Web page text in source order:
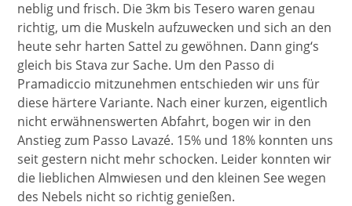
neblig und frisch. Die 3km bis Tesero waren genau
richtig, um die Muskeln aufzuwecken und sich an den
heute sehr harten Sattel zu gewöhnen. Dann ging‘s
gleich bis Stava zur Sache. Um den Passo di
Pramadiccio mitzunehmen entschieden wir uns für
diese härtere Variante. Nach einer kurzen, eigentlich
nicht erwähnenswerten Abfahrt, bogen wir in den
Anstieg zum Passo Lavazé. 15% und 18% konnten uns
seit gestern nicht mehr schocken. Leider konnten wir
die lieblichen Almwiesen und den kleinen See wegen
des Nebels nicht so richtig genießen.